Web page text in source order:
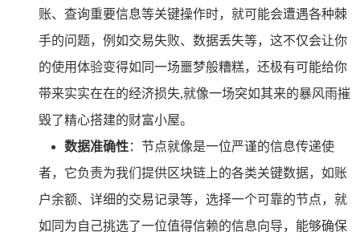
账、查询重要信息等关键操作时，就可能会遭遇各种棘
手的问题，例如交易失败、数据丢失等，这不仅会让你
的使用体验变得如同一场噩梦般糟糕，还极有可能给你
带来实实在在的经济损失,就像一场突如其来的暴风雨摧
毁了精心搭建的财富小屋。
数据准确性：节点就像是一位严谨的信息传递使
者，它负责为我们提供区块链上的各类关键数据，如账
户余额、详细的交易记录等，选择一个可靠的节点，就
如同为自己挑选了一位值得信赖的信息向导，能够确保